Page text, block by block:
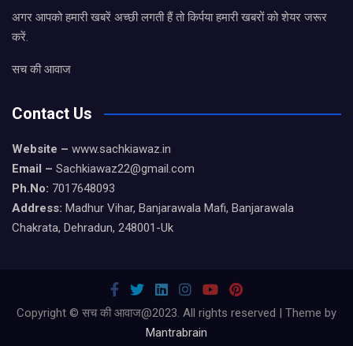
अगर आपको हमारी खबरें अच्छी लगती हैं तो किर्पया हमारी खबरों को शेयर जरूर
करें.
सच की आवाज
Contact Us
Website – www.sachkiawaz.in
Email – Sachkiawaz22@gmail.com
Ph.No: 7017648093
Address: Madhur Vihar, Banjarawala Mafi, Banjarawala
Chakrata, Dehradun, 248001-Uk
Copyright © सच की आवाज@2023. All rights reserved | Theme by
Mantrabrain